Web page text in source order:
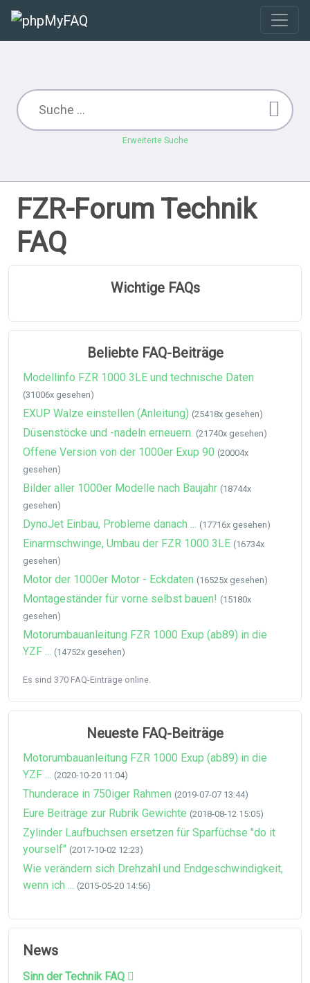
Erweiterte Suche
FZR-Forum Technik
FAQ
Wichtige FAQs
Beliebte FAQ-Beiträge
Modellinfo FZR 1000 3LE und technische Daten
(31006x gesehen)
EXUP Walze einstellen (Anleitung) (25418x gesehen)
Düsenstöcke und -nadeln erneuern. (21740x gesehen)
Offene Version von der 1000er Exup 90 (20004x
gesehen)
Bilder aller 1000er Modelle nach Baujahr (18744x
gesehen)
DynoJet Einbau, Probleme danach ... (17716x gesehen)
Einarmschwinge, Umbau der FZR 1000 3LE (16734x
gesehen)
Motor der 1000er Motor - Eckdaten (16525x gesehen)
Montageständer für vorne selbst bauen! (15180x
gesehen)
Motorumbauanleitung FZR 1000 Exup (ab89) in die
YZF ...
(14752x gesehen)
Es sind 370 FAQ-Einträge online.
Neueste FAQ-Beiträge
Motorumbauanleitung FZR 1000 Exup (ab89) in die
YZF ...
(2020-10-20 11:04)
Thunderace in 750iger Rahmen (2019-07-07 13:44)
Eure Beiträge zur Rubrik Gewichte (2018-08-12 15:05)
Zylinder Laufbuchsen ersetzen für Sparfüchse "do it
yourself" (2017-10-02 12:23)
Wie verändern sich Drehzahl und Endgeschwindigkeit,
wenn ich ...
(2015-05-20 14:56)
News
Sinn der Technik FAQ